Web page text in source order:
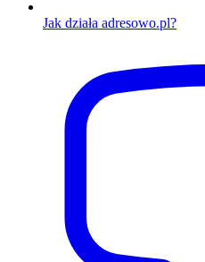
Jak działa adresowo.pl?